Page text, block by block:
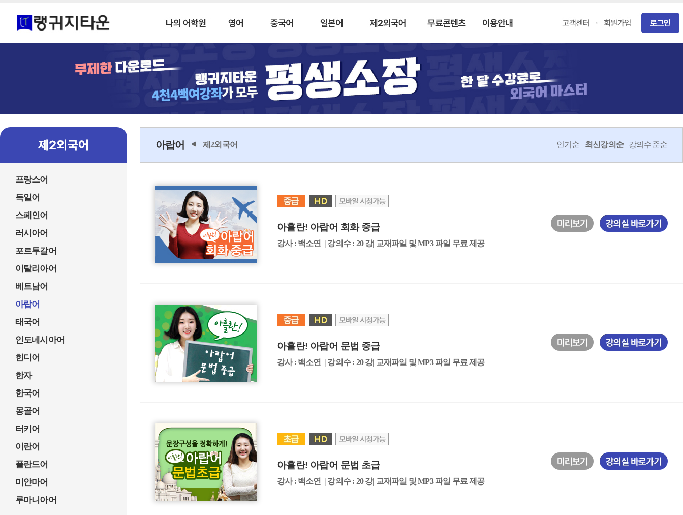
프랑스어
독일어
스페인어
러시아어
포르투갈어
이탈리아어
베트남어
아랍어
태국어
인도네시아어
힌디어
한자
한국어
몽골어
터키어
이란어
폴란드어
미얀마어
루마니아어
아랍어 제2외국어 인기순 최신강의순 강의수준순
아흘란! 아랍어 회화 중급
강사 : 백소연 | 강의수 : 20 강| 교재파일 및 MP3 파일 무료 제공
아흘란! 아랍어 문법 중급
강사 : 백소연 | 강의수 : 20 강| 교재파일 및 MP3 파일 무료 제공
아흘란! 아랍어 문법 초급
강사 : 백소연 | 강의수 : 20 강| 교재파일 및 MP3 파일 무료 제공